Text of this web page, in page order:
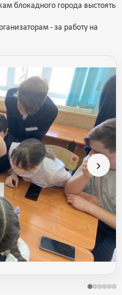
блокадного города выстоять
- за работу на
›